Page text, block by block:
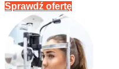
Sprawdź ofertę